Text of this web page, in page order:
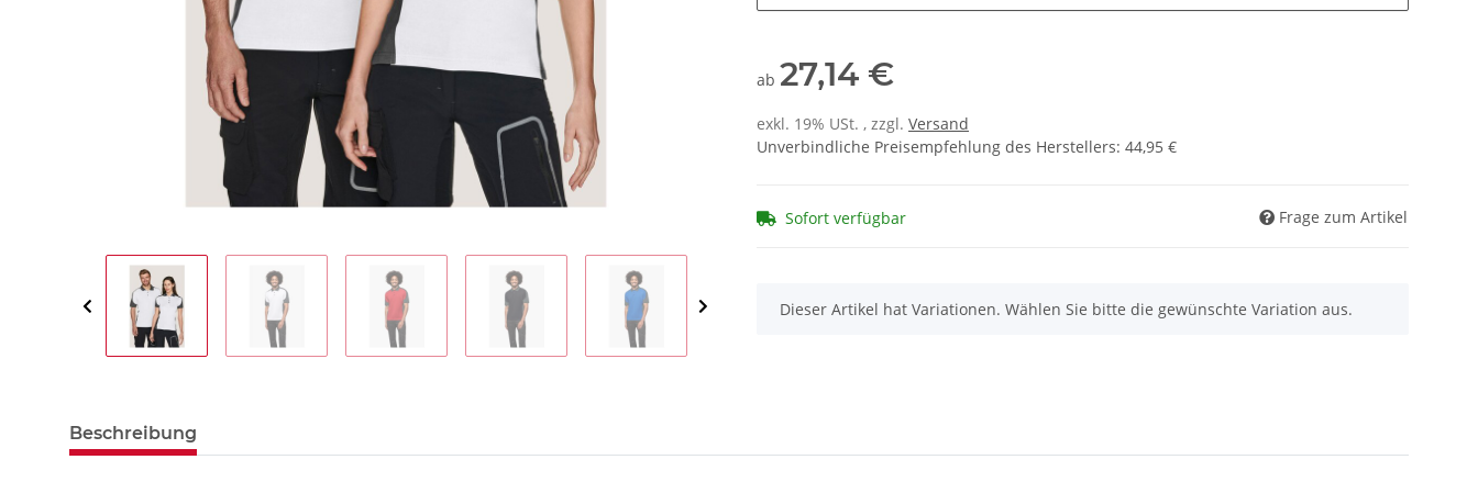
ab 27,14 €
exkl. 19% USt. , zzgl. Versand
Unverbindliche Preisempfehlung des Herstellers: 44,95 €
Sofort verfügbar Frage zum Artikel
x
Dieser Artikel hat Variationen. Wählen Sie bitte die gewünschte Variation aus.
Beschreibung